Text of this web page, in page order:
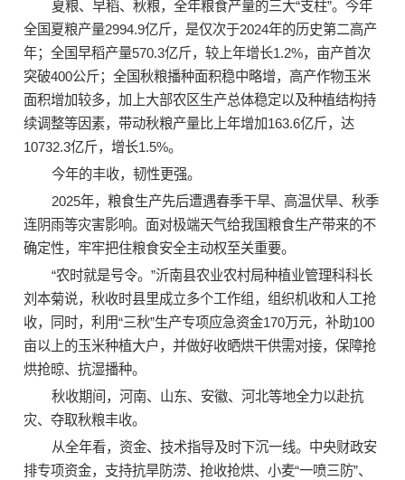
夏粮、早稻、秋粮，全年粮食产量的三大“支柱”。今年
全国夏粮产量2994.9亿斤，是仅次于2024年的历史第二高产
年；全国早稻产量570.3亿斤，较上年增长1.2%，亩产首次
突破400公斤；全国秋粮播种面积稳中略增，高产作物玉米
面积增加较多，加上大部农区生产总体稳定以及种植结构持
续调整等因素，带动秋粮产量比上年增加163.6亿斤，达
10732.3亿斤，增长1.5%。
今年的丰收，韧性更强。
2025年，粮食生产先后遭遇春季干旱、高温伏旱、秋季
连阴雨等灾害影响。面对极端天气给我国粮食生产带来的不
确定性，牢牢把住粮食安全主动权至关重要。
“农时就是号令。”沂南县农业农村局种植业管理科科长
刘本菊说，秋收时县里成立多个工作组，组织机收和人工抢
收，同时，利用“三秋”生产专项应急资金170万元，补助100
亩以上的玉米种植大户，并做好收晒烘干供需对接，保障抢
烘抢晾、抗湿播种。
秋收期间，河南、山东、安徽、河北等地全力以赴抗
灾、夺取秋粮丰收。
从全年看，资金、技术指导及时下沉一线。中央财政安
排专项资金，支持抗旱防涝、抢收抢烘、小麦“一喷三防”、